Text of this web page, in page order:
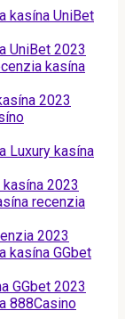
kasína UniBet
UniBet 2023
kasína
2023
Luxury kasína
2023
recenzia
2023
kasína GGbet
GGbet 2023
888Casino